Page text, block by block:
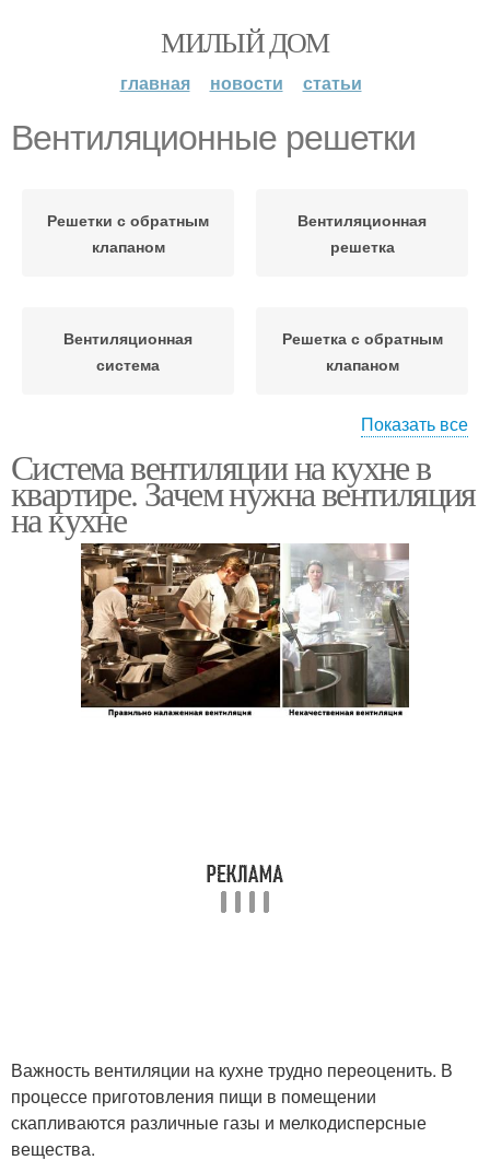
МИЛЫЙ ДОМ
главная новости статьи
Вентиляционные решетки
Решетки с обратным
клапаном
Вентиляционная
решетка
Вентиляционная
система
Решетка с обратным
клапаном
потолка
потолков
Решетки на отдушины Решетки для продухов
Показать все
Система вентиляции на кухне в
квартире. Зачем нужна вентиляция
на кухне
Важность вентиляции на кухне трудно переоценить. В
процессе приготовления пищи в помещении
скапливаются различные газы и мелкодисперсные
вещества.